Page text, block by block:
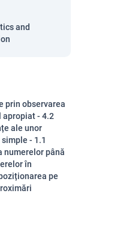
and
prin observarea
- 4.2
ale unor
- 1.1
numerelor până
în
pe